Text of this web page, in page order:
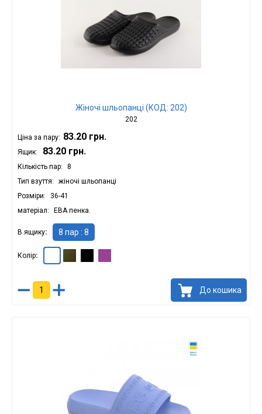
Жіночі шльопанці (КОД: 202)
202
Ціна за пару: 83.20 грн.
Ящик: 83.20 грн.
Кількість пар
8
Тип взуття
жіночі шльопанці
Розміри
36-41
матеріал
ЕВА пенка.
В ящику 8 пар : 8
Колір
До кошика